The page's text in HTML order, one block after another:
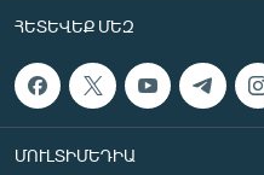
ՀԵՏԵՎԵՔ ՄԵԶ
ՄՈՒԼՏԻՄԵԴԻԱ